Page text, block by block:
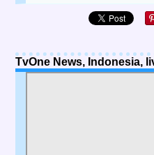
TvOne News, Indonesia,